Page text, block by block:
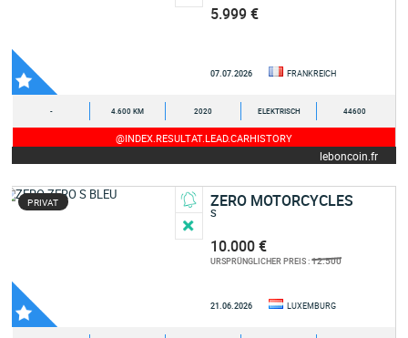
5.999 €
07.07.2026 FRANKREICH
- 4.600 KM 2020 ELEKTRISCH 44600
@INDEX.RESULTAT.LEAD.CARHISTORY
leboncoin.fr
PRIVAT ZERO MOTORCYCLES
S
10.000 €
URSPRÜNGLICHER PREIS :12.500
21.06.2026 LUXEMBURG